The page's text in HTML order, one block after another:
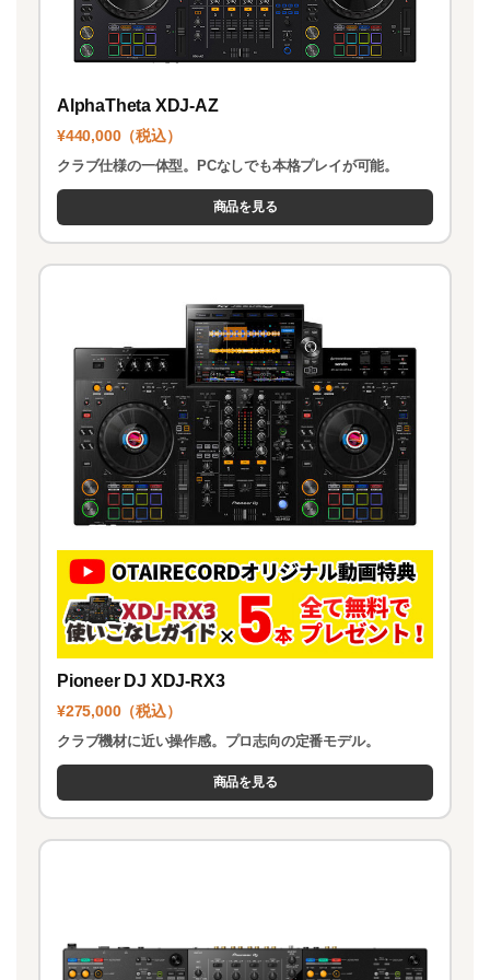
AlphaTheta XDJ-AZ
¥440,000（税込）
クラブ仕様の一体型。PCなしでも本格プレイが可能。
商品を見る
Pioneer DJ XDJ-RX3
¥275,000（税込）
クラブ機材に近い操作感。プロ志向の定番モデル。
商品を見る